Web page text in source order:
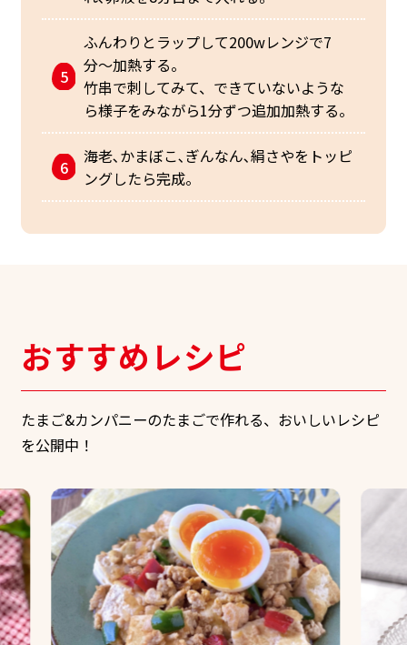
ふんわりとラップして200wレンジで7
分〜加熱する。
竹串で刺してみて、できていないような
ら様子をみながら1分ずつ追加加熱する。
海老､かまぼこ､ぎんなん､絹さやをトッピ
ングしたら完成。
おすすめレシピ
たまご&カンパニーのたまごで作れる、おいしいレシピ
を公開中！